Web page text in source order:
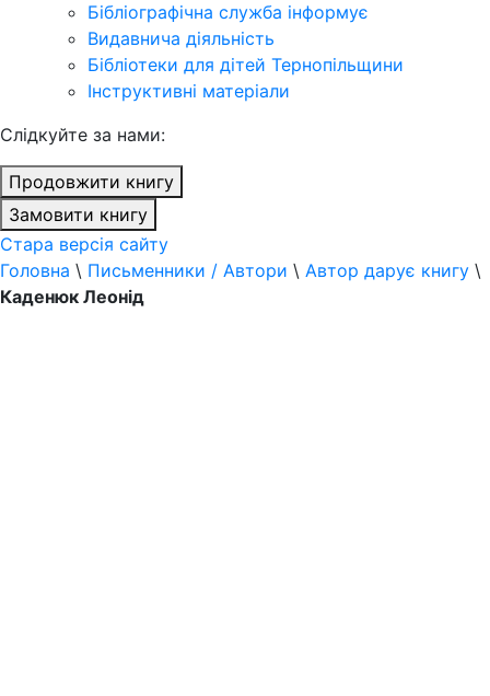
Бібліографічна служба інформує
Видавнича діяльність
Бібліотеки для дітей Тернопільщини
Інструктивні матеріали
Cлідкуйте за нами:
Продовжити книгу
Замовити книгу
Стара версія сайту
Головна \ Письменники / Автори \ Автор дарує книгу \
Каденюк Леонід